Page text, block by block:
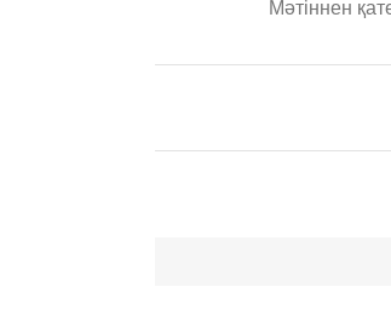
Мәтіннен